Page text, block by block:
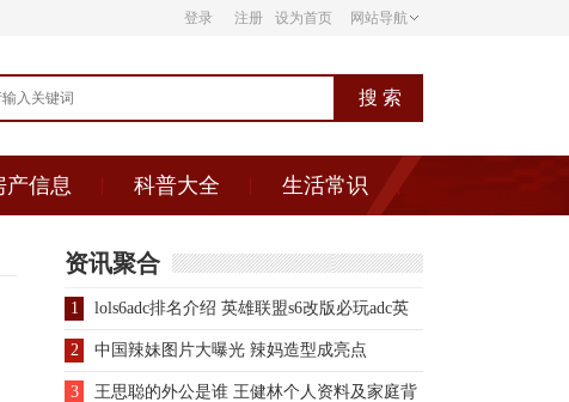
登录 注册 设为首页 网站导航
产信息 科普大全 生活常识
资讯聚合
1 lols6adc排名介绍 英雄联盟s6改版必玩adc英
雄大盘点
2 中国辣妹图片大曝光 辣妈造型成亮点
3 王思聪的外公是谁 王健林个人资料及家庭背